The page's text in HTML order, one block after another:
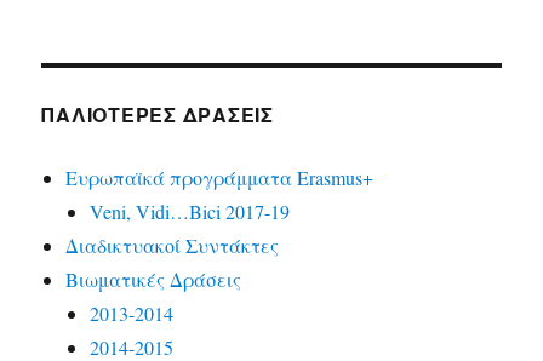
ΠΑΛΙΌΤΕΡΕΣ ΔΡΆΣΕΙΣ
Ευρωπαϊκά προγράμματα Erasmus+
Veni, Vidi…Bici 2017-19
Διαδικτυακοί Συντάκτες
Βιωματικές Δράσεις
2013-2014
2014-2015